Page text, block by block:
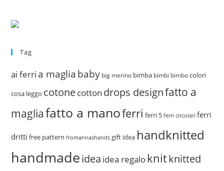
Tag
ai ferri a maglia baby big merino bimba bimbi bimbo colori
cosa leggo cotonecotton drops designfatto a
magliafatto a manoferri ferri 5 ferri circolari ferri
dritti free pattern fromannashands gift idea handknitted
handmadeidea idea regalo knitknitted